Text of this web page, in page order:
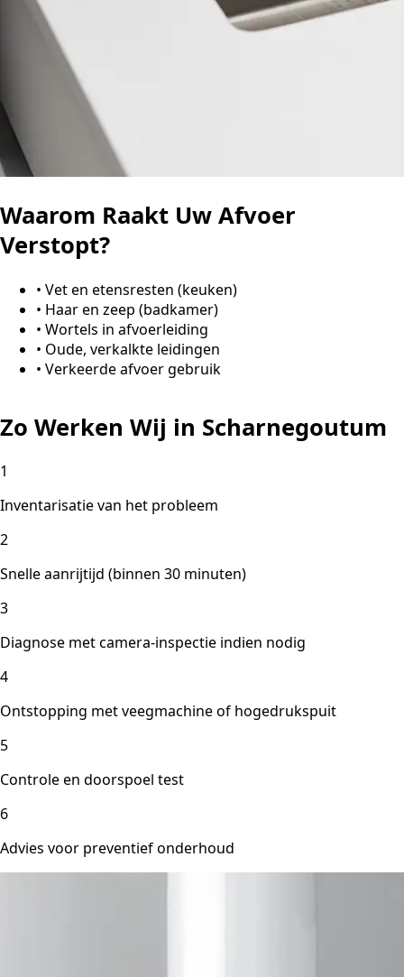
Waarom Raakt Uw Afvoer
Verstopt?
• Vet en etensresten (keuken)
• Haar en zeep (badkamer)
• Wortels in afvoerleiding
• Oude, verkalkte leidingen
• Verkeerde afvoer gebruik
Zo Werken Wij in Scharnegoutum
1
Inventarisatie van het probleem
2
Snelle aanrijtijd (binnen 30 minuten)
3
Diagnose met camera-inspectie indien nodig
4
Ontstopping met veegmachine of hogedrukspuit
5
Controle en doorspoel test
6
Advies voor preventief onderhoud